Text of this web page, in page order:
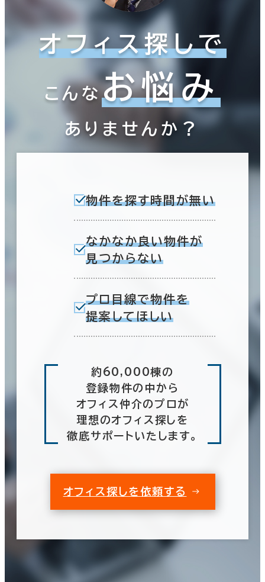
オフィス探しで
こんなお悩み
ありませんか？
物件を探す時間が無い
なかなか良い物件が
見つからない
プロ目線で物件を
提案してほしい
約60,000棟の
登録物件の中から
オフィス仲介のプロが
理想のオフィス探しを
徹底サポートいたします。
オフィス探しを依頼する